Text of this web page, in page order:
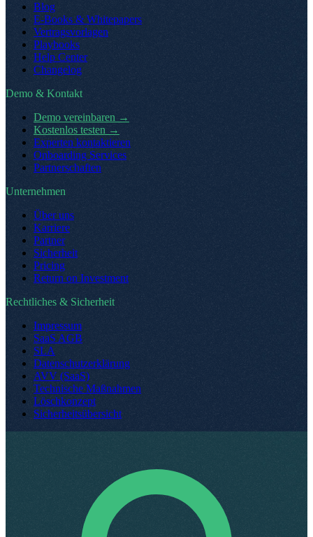
Blog
E-Books & Whitepapers
Vertragsvorlagen
Playbooks
Help Center
Changelog
Demo & Kontakt
Demo vereinbaren →
Kostenlos testen →
Experten kontaktieren
Onboarding Services
Partnerschaften
Unternehmen
Über uns
Karriere
Partner
Sicherheit
Pricing
Return on Investment
Rechtliches & Sicherheit
Impressum
SaaS AGB
SLA
Datenschutzerklärung
AVV (SaaS)
Technische Maßnahmen
Löschkonzept
Sicherheitsübersicht